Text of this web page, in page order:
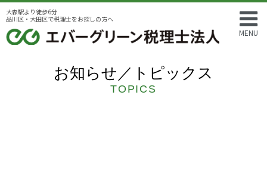
MENU
大森駅より徒歩6分
品川区・大田区で税理士をお探しの方へ
お知らせ／トピックス
TOPICS